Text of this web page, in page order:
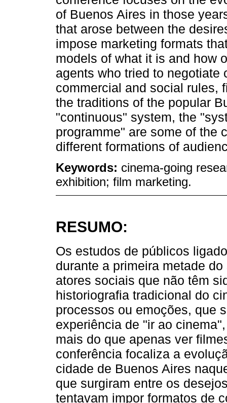
of Buenos Aires in those
that arose between the
impose marketing formats
models of what it is and how
agents who tried to
commercial and social rules,
the traditions of the popular
"continuous" system, the
programme" are some of the
different formations of
Keywords: cinema-going
exhibition; film marketing.
RESUMO:
Os estudos de públicos
durante a primeira metade
atores sociais que não têm
historiografia tradicional do
processos ou emoções, que
experiência de "ir ao
mais do que apenas ver
conferência focaliza a
cidade de Buenos Aires
que surgiram entre os
tentavam impor formatos de